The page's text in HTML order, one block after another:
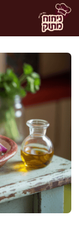
לדלג
לתוכן